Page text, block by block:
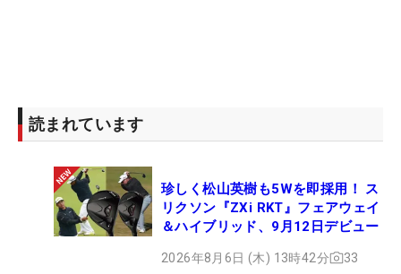
読まれています
珍しく松山英樹も5Wを即採用！ ス
リクソン『ZXi RKT』フェアウェイ
＆ハイブリッド、9月12日デビュー
2026年8月6日 (木) 13時42分 33